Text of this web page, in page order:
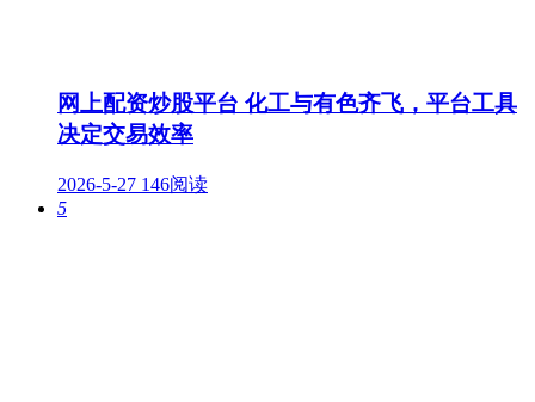
网上配资炒股平台 化工与有色齐飞，平台工具
决定交易效率
2026-5-27 146阅读
5